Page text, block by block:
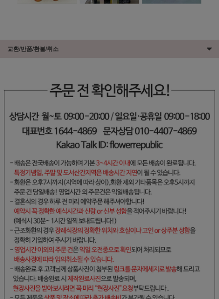
교환/반품/환불/취소